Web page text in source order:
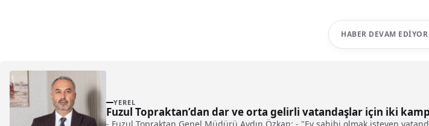
HABER DEVAM EDIYOR
YEREL
Fuzul Topraktan’dan dar ve orta gelirli vatandaşlar için iki